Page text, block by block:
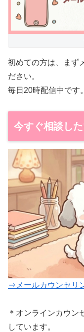
初めての方は、まず
ださい。
毎日20時配信中です
今すぐ相談し
⇒メールカウンセリ
＊オンラインカウン
しています。